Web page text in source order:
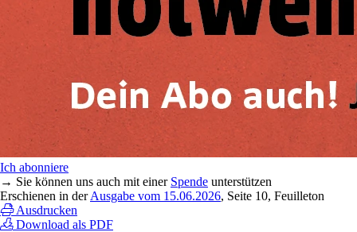
Ich abonniere
→ Sie können uns auch mit einer Spende unterstützen
Erschienen in derAusgabe vom 15.06.2026, Seite 10, Feuilleton
Ausdrucken
Download als PDF